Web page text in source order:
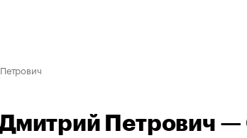
Петрович